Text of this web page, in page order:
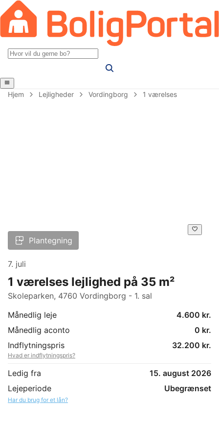
Hjem Lejligheder Vordingborg 1 værelses
Plantegning
7. juli
1 værelses lejlighed på 35 m²
Skoleparken, 4760 Vordingborg - 1. sal
Månedlig leje
4.600 kr.
Månedlig aconto
0 kr.
Indflytningspris
32.200 kr.
Hvad er indflytningspris?
Ledig fra
15. august 2026
Lejeperiode
Ubegrænset
Har du brug for et lån?